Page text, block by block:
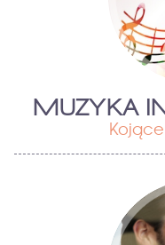
MUZYKA